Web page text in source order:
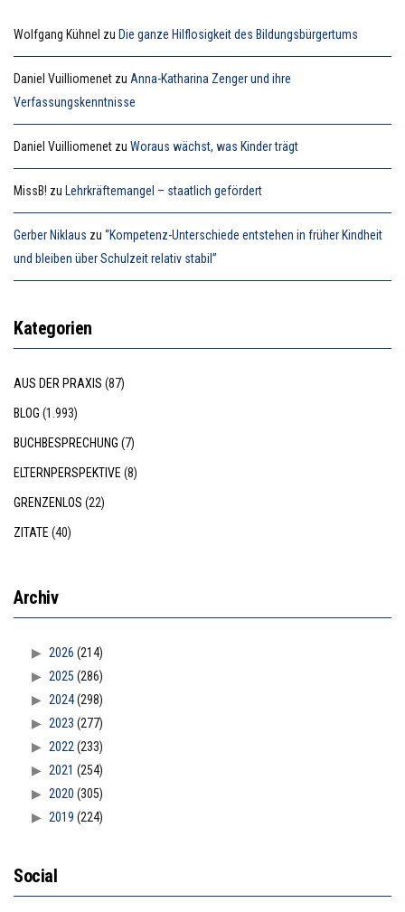
Wolfgang Kühnel zu Die ganze Hilflosigkeit des Bildungsbürgertums
Daniel Vuilliomenet zu Anna-Katharina Zenger und ihre
Verfassungskenntnisse
Daniel Vuilliomenet zu Woraus wächst, was Kinder trägt
MissB! zu Lehrkräftemangel – staatlich gefördert
Gerber Niklaus zu “Kompetenz-Unterschiede entstehen in früher Kindheit
und bleiben über Schulzeit relativ stabil”
Kategorien
AUS DER PRAXIS (87)
BLOG (1.993)
BUCHBESPRECHUNG (7)
ELTERNPERSPEKTIVE(8)
GRENZENLOS (22)
ZITATE(40)
Archiv
2026 (214)
2025 (286)
2024(298)
2023 (277)
2022(233)
2021 (254)
2020 (305)
2019 (224)
Social